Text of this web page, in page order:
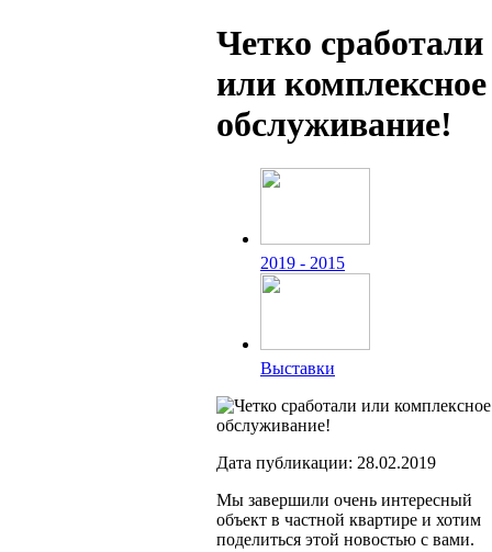
Четко сработали
или комплексное
обслуживание!
2019 - 2015
Выставки
Дата публикации: 28.02.2019
Мы завершили очень интересный
объект в частной квартире и хотим
поделиться этой новостью с вами.